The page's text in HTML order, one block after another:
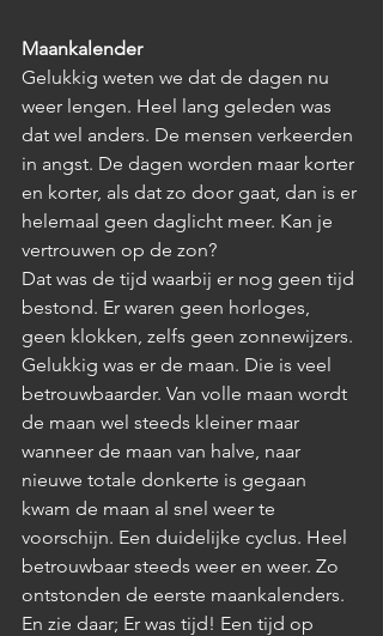
Maankalender
Gelukkig weten we dat de dagen nu
weer lengen. Heel lang geleden was
dat wel anders. De mensen verkeerden
in angst. De dagen worden maar korter
en korter, als dat zo door gaat, dan is er
helemaal geen daglicht meer. Kan je
vertrouwen op de zon?
Dat was de tijd waarbij er nog geen tijd
bestond. Er waren geen horloges,
geen klokken, zelfs geen zonnewijzers.
Gelukkig was er de maan. Die is veel
betrouwbaarder. Van volle maan wordt
de maan wel steeds kleiner maar
wanneer de maan van halve, naar
nieuwe totale donkerte is gegaan
kwam de maan al snel weer te
voorschijn. Een duidelijke cyclus. Heel
betrouwbaar steeds weer en weer. Zo
ontstonden de eerste maankalenders.
En zie daar; Er was tijd! Een tijd op